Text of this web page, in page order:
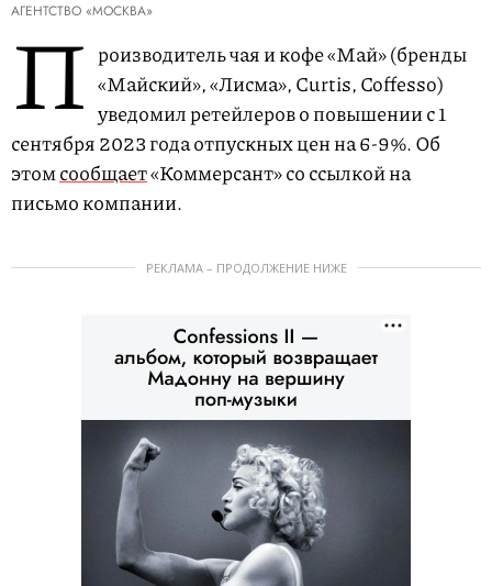
АГЕНТСТВО «МОСКВА»
П роизводитель чая и кофе «Май» (бренды
«Майский», «Лисма», Curtis, Coffesso)
уведомил ретейлеров о повышении с 1
сентября 2023 года отпускных цен на 6-9%. Об
этомсообщает«Коммерсант» со ссылкой на
письмо компании.
РЕКЛАМА – ПРОДОЛЖЕНИЕ НИЖЕ